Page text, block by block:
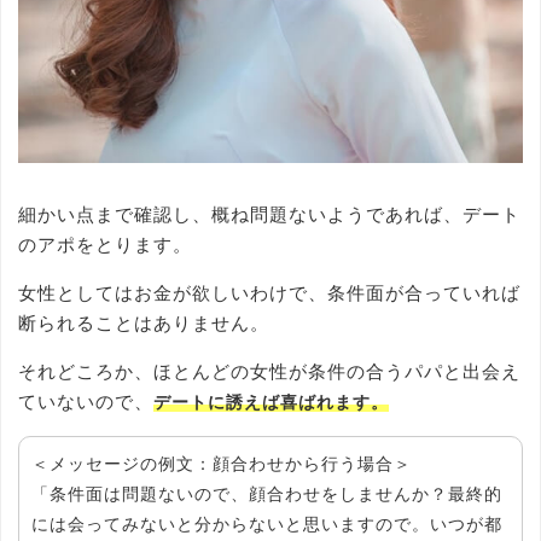
細かい点まで確認し、概ね問題ないようであれば、デート
のアポをとります。
女性としてはお金が欲しいわけで、条件面が合っていれば
断られることはありません。
それどころか、ほとんどの女性が条件の合うパパと出会え
ていないので、 デートに誘えば喜ばれます。
＜メッセージの例文：顔合わせから行う場合＞
「条件面は問題ないので、顔合わせをしませんか？最終的
には会ってみないと分からないと思いますので。いつが都